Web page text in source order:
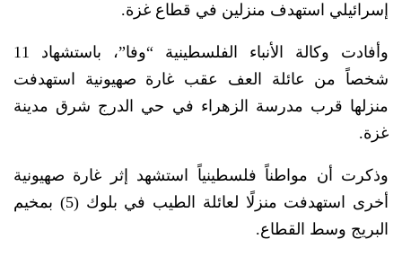
إسرائيلي استهدف منزلين في قطاع غزة.
وأفادت وكالة الأنباء الفلسطينية “وفا”، باستشهاد 11
شخصاً من عائلة العف عقب غارة صهيونية استهدفت
منزلها قرب مدرسة الزهراء في حي الدرج شرق مدينة
غزة.
وذكرت أن مواطناً فلسطينياً استشهد إثر غارة صهيونية
أخرى استهدفت منزلًا لعائلة الطيب في بلوك (5) بمخيم
البريج وسط القطاع.